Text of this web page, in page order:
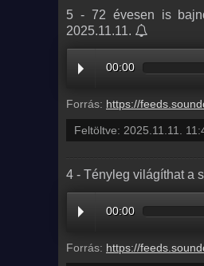
5 - 72 évesen is
2025.11.11.
00:00
Forrás: https://feeds.soundcloud.com/stream/2210610647-radio1hungary-5-72-evesen-
Feltöltve: 2025.11.11.
4 - Tényleg világíthat a
00:00
Forrás: https://feeds.soundcloud.com/stream/2210610656-